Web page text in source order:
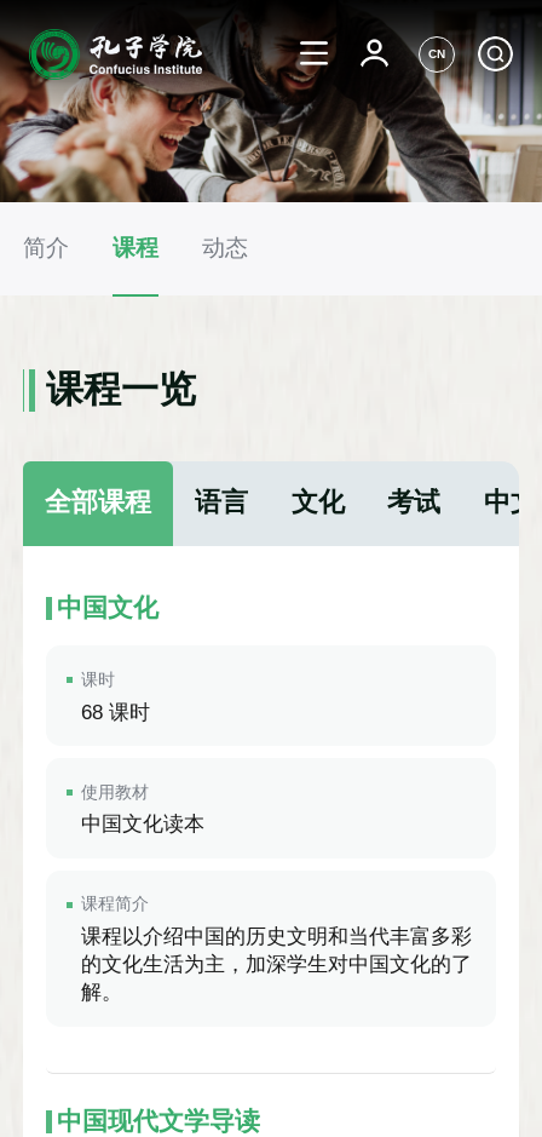
CN
简介 课程 动态
课程一览
全部课程 语言 文化 考试 中
中国文化
课时
68 课时
使用教材
中国文化读本
课程简介
课程以介绍中国的历史文明和当代丰富多彩
的文化生活为主，加深学生对中国文化的了
解。
中国现代文学导读